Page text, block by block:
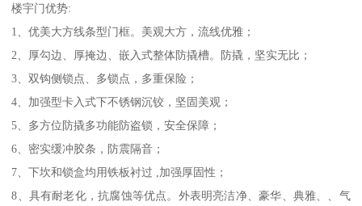
楼宇门优势:
1、优美大方线条型门框。美观大方，流线优雅；
2、厚勾边、厚掩边、嵌入式整体防撬槽。防撬，坚实无比；
3、双钩侧锁点、多锁点，多重保险；
4、加强型卡入式下不锈钢沉铰，坚固美观；
5、多方位防撬多功能防盗锁，安全保障；
6、密实缓冲胶条，防震隔音；
7、下坎和锁盒均用铁板衬过 ,加强厚固性；
8、具有耐老化，抗腐蚀等优点。外表明亮洁净、豪华、典雅、、气